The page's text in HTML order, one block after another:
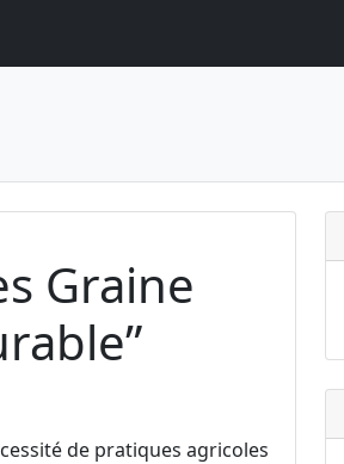
Graine
de pratiques agricoles